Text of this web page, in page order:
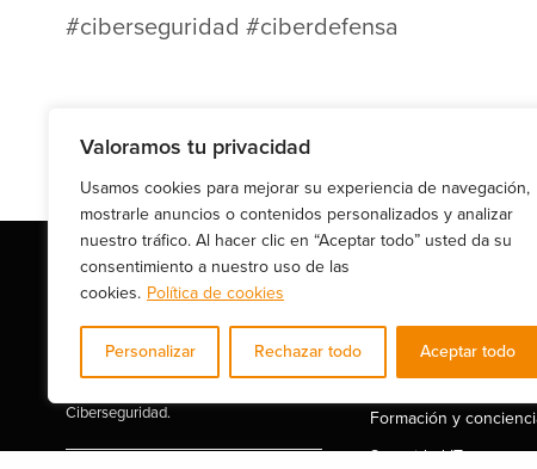
Valoramos tu privacidad
Usamos cookies para mejorar su experiencia de navegación,
mostrarle anuncios o contenidos personalizados y analizar
nuestro tráfico. Al hacer clic en “Aceptar todo” usted da su
consentimiento a nuestro uso de las
cookies. Política de cookies
Personalizar Rechazar todo Aceptar todo
#ciberseguridad #ciberdefensa
Sobre Nexus-ON
Somos un equipo de profesionales
Ciberseguridad.
Consultoría legal y DPO
Auditorias de
Formación y
Seguridad IT